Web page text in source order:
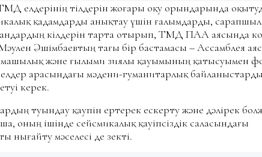
елдерінің тілдерін жоғары оқу орындарында
қадамдарды анықтау үшін ғалымдарды,
өкілдерін тарта отырып, ТМД ПАА аясында
Мәулен Әшімбаевтың тағы бір бастамасы – Ассамблея
және ғылыми зиялы қауымының қатысуымен
елдер арасындағы мәдени-гуманитарлық
керек.
туындау қаупін ертерек ескерту және дәлірек
оның ішінде сейсмикалық қауіпсіздік саласындағы
нығайту мәселесі де өзекті.